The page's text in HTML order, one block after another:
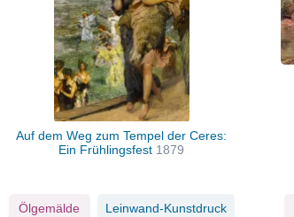
Auf dem Weg zum Tempel der Ceres:
Ein Frühlingsfest 1879
Ölgemälde
Leinwand-Kunstdruck